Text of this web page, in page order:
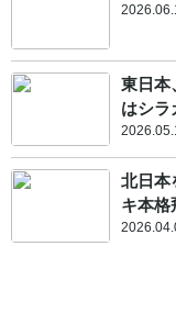
東日
はシラ
北日本
キ本格